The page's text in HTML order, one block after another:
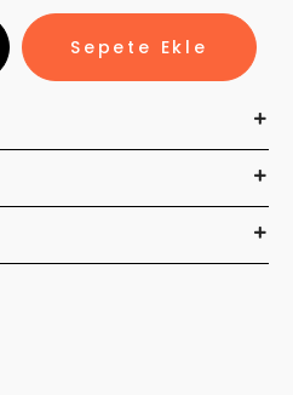
Sepete Ekle